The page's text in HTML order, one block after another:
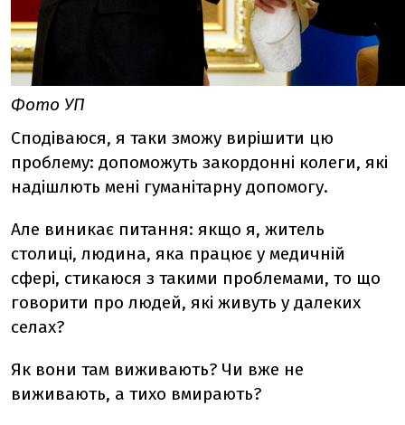
Фото УП
Сподіваюся, я таки зможу вирішити цю
проблему: допоможуть закордонні колеги, які
надішлють мені гуманітарну допомогу.
Але виникає питання: якщо я, житель
столиці, людина, яка працює у медичній
сфері, стикаюся з такими проблемами, то що
говорити про людей, які живуть у далеких
селах?
Як вони там виживають? Чи вже не
виживають, а тихо вмирають?